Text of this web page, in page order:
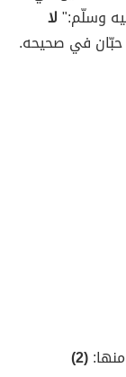
وسلّم:"لا
حبّان في صحيحه.
(2)